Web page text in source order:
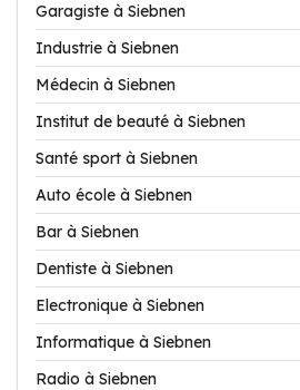
Garagiste à Siebnen
Industrie à Siebnen
Médecin à Siebnen
Institut de beauté à Siebnen
Santé sport à Siebnen
Auto école à Siebnen
Bar à Siebnen
Dentiste à Siebnen
Electronique à Siebnen
Informatique à Siebnen
Radio à Siebnen